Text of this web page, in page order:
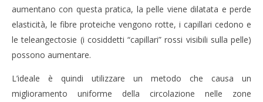
aumentano con questa pratica, la pelle viene dilatata e perde
elasticità, le fibre proteiche vengono rotte, i capillari cedono e
le teleangectosie (i cosiddetti “capillari” rossi visibili sulla pelle)
possono aumentare.
L’ideale è quindi utilizzare un metodo che causa un
miglioramento uniforme della circolazione nelle zone